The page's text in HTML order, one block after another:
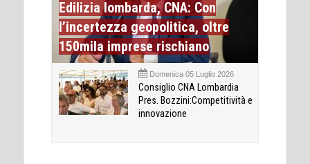
Edilizia lombarda, CNA: Con
l’incertezza geopolitica, oltre
150mila imprese rischiano
Domenica 05 Luglio 2026
Consiglio CNA Lombardia
Pres. Bozzini:Competitività e
innovazione